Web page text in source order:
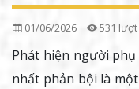
01/06/2026 531
Phát hiện người
nhất phản bội là